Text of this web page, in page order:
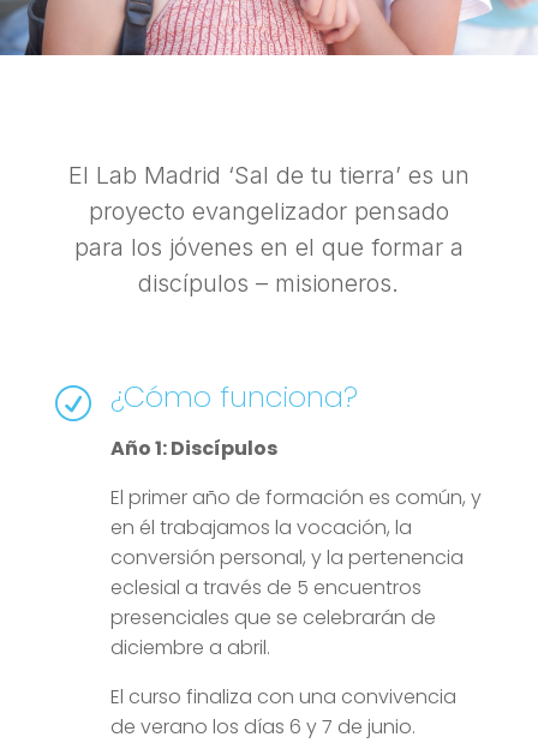
El Lab Madrid ‘Sal de tu tierra’ es un
proyecto evangelizador pensado
para los jóvenes en el que formar a
discípulos – misioneros.
R ¿Cómo funciona?
Año 1: Discípulos
El primer año de formación es común, y
en él trabajamos la vocación, la
conversión personal, y la pertenencia
eclesial a través de 5 encuentros
presenciales que se celebrarán de
diciembre a abril.
El curso finaliza con una convivencia
de verano los días 6 y 7 de junio.